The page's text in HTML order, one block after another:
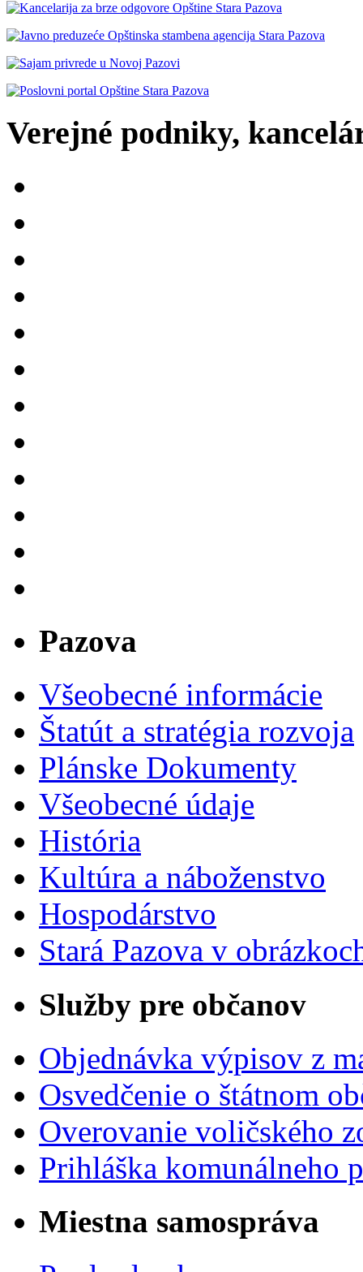
Verejné podniky,
Pazova
Všeobecné informácie
Štatút a stratégia rozvoja
Plánske Dokumenty
Všeobecné údaje
História
Kultúra a náboženstvo
Hospodárstvo
Stará Pazova v
Služby pre občanov
Objednávka výpisov z
Osvedčenie o štátnom
Overovanie voličského
Prihláška komunálneho
Miestna samospráva